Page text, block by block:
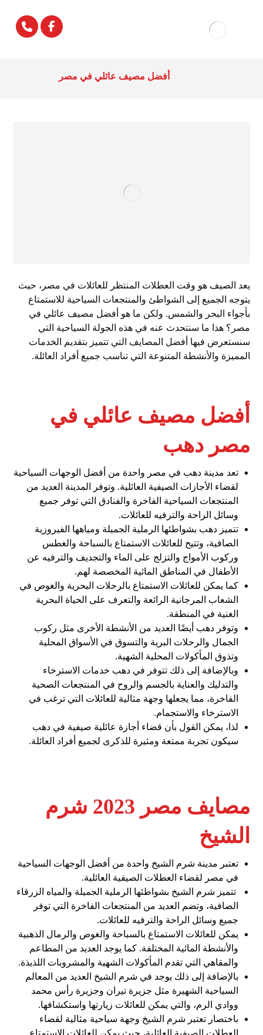
أفضل مصيف عائلي في مصر
يعد الصيف هو وقت العطلات المنتظر للعائلات في مصر، حيث
يتوجه الجميع إلى الشواطئ والمنتجعات السياحية للاستمتاع
بأجواء البحر والشمس. ولكن ما هو أفضل مصيف عائلي في
مصر؟ هذا ما سنتحدث عنه في هذه الجولة السياحية التي
سنستعرض فيها أفضل المصايف التي تتميز بتقديم الخدمات
المميزة والأنشطة المتنوعة التي تناسب جميع أفراد العائلة.
أفضل مصيف عائلي في
مصر دهب
تعد مدينة دهب في مصر واحدة من أفضل الوجهات السياحية
لقضاء الأجازات الصيفية العائلية. وتوفر المدينة العديد من
المنتجعات السياحية الفاخرة والفنادق التي توفر جميع
وسائل الراحة والترفيه للعائلات.
تتميز دهب بشواطئها الرملية الجميلة ومياهها الفيروزية
الصافية، وتتيح للعائلات الاستمتاع بالسباحة والغطس
وركوب الأمواج والتزلج على الماء والتجديف والترفيه عن
الأطفال في المناطق المائية المخصصة لهم.
كما يمكن للعائلات الاستمتاع بالرحلات البحرية والغوص في
الشعاب المرجانية الرائعة والتعرف على الحياة البحرية
الغنية في المنطقة.
وتوفر دهب أيضًا العديد من الأنشطة الأخرى مثل ركوب
الجمال والرحلات البرية والتسوق في الأسواق المحلية
وتذوق المأكولات المحلية الشهية.
وبالإضافة إلى ذلك تتوفر في دهب خدمات الاسترخاء
والتدليك والعناية بالجسم والروح في المنتجعات الصحية
الفاخرة، مما يجعلها وجهة مثالية للعائلات التي ترغب في
الاسترخاء والاستجمام.
لذا، يمكن القول بأن قضاء أجازة عائلية صيفية في دهب
سيكون تجربة ممتعة ومثيرة للذكرى لجميع أفراد العائلة.
مصايف مصر 2023 شرم
الشيخ
تعتبر مدينة شرم الشيخ واحدة من أفضل الوجهات السياحية
في مصر لقضاء العطلات الصيفية العائلية.
تتميز شرم الشيخ بشواطئها الرملية الجميلة والمياه الزرقاء
الصافية، وتضم العديد من المنتجعات الفاخرة التي توفر
جميع وسائل الراحة والترفيه للعائلات.
يمكن للعائلات الاستمتاع بالسباحة والغوص والرمال الذهبية
والأنشطة المائية المختلفة. كما يوجد العديد من المطاعم
والمقاهي التي تقدم المأكولات الشهية والمشروبات اللذيذة.
بالإضافة إلى ذلك يوجد في شرم الشيخ العديد من المعالم
السياحية الشهيرة مثل جزيرة تيران وجزيرة رأس محمد
ووادي الرم، والتي يمكن للعائلات زيارتها واستكشافها.
باختصار تعتبر شرم الشيخ وجهة سياحية مثالية لقضاء
العطلات الصيفية العائلية، حيث يمكن للعائلات الاستمتاع